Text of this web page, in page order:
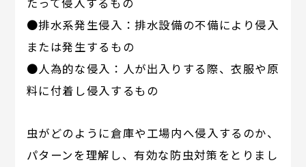
●排水系発生侵入：排水設備の不備により侵入
または発生するもの
●人為的な侵入：人が出入りする際、衣服や原
料に付着し侵入するもの
虫がどのように倉庫や工場内へ侵入するのか、
パターンを理解し、有効な防虫対策をとりまし